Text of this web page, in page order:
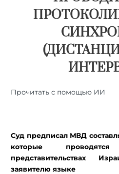
Прочитать с помощью ИИ
Суд предписал МВД
которые
представительствах
заявителю языке